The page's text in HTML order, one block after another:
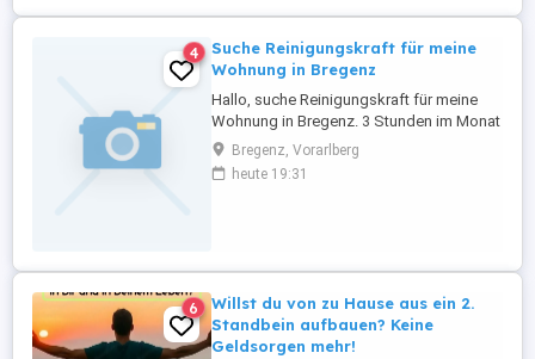
4
Suche Reinigungskraft für meine
Wohnung in Bregenz
Hallo, suche Reinigungskraft für meine
Wohnung in Bregenz. 3 Stunden im Monat
pro Std. 25,--.
Bregenz, Vorarlberg
heute 19:31
6
Willst du von zu Hause aus ein 2.
Standbein aufbauen? Keine
Geldsorgen mehr!